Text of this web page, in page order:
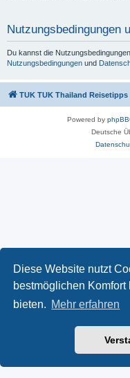
Diese Website nutzt
bestmöglichen
bieten. Mehr erfahren
Nutzungsbedingungen
Du kannst die
Nutzungsbedingungen und
TUK TUK Thailand Reisetipps
Powered by phpBB
Deutsche